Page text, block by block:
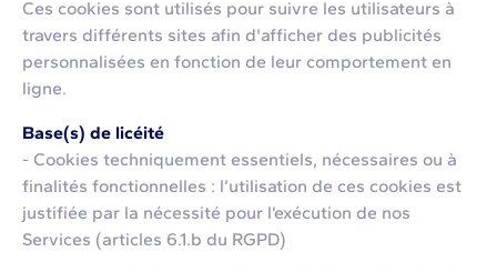
Ces cookies sont utilisés pour suivre les utilisateurs à
travers différents sites afin d'afficher des publicités
personnalisées en fonction de leur comportement en
ligne.
Base(s) de licéité
- Cookies techniquement essentiels, nécessaires ou à
finalités fonctionnelles : l’utilisation de ces cookies est
justifiée par la nécessité pour l’exécution de nos
Services (articles 6.1.b du RGPD)